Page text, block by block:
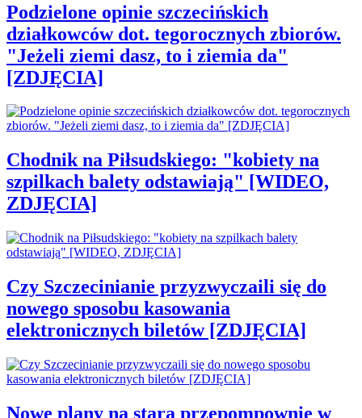
Podzielone opinie szczecińskich
działkowców dot. tegorocznych zbiorów.
"Jeżeli ziemi dasz, to i ziemia da"
[ZDJĘCIA]
Chodnik na Piłsudskiego: "kobiety na
szpilkach balety odstawiają" [WIDEO,
ZDJĘCIA]
Czy Szczecinianie przyzwyczaili się do
nowego sposobu kasowania
elektronicznych biletów [ZDJĘCIA]
Nowe plany na starą przepompownię w